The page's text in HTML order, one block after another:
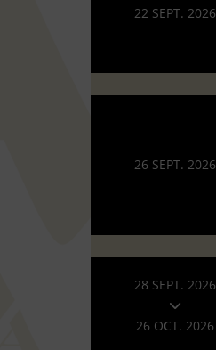
22 SEPT. 2026
26 SEPT. 2026
28 SEPT. 2026
26 OCT. 2026